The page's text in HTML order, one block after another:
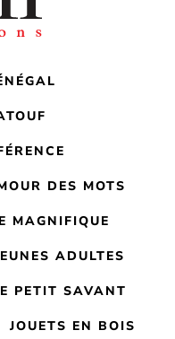
DES MOTS
MAGNIFIQUE
ADULTES
PETIT SAVANT
JOUETS EN BOIS